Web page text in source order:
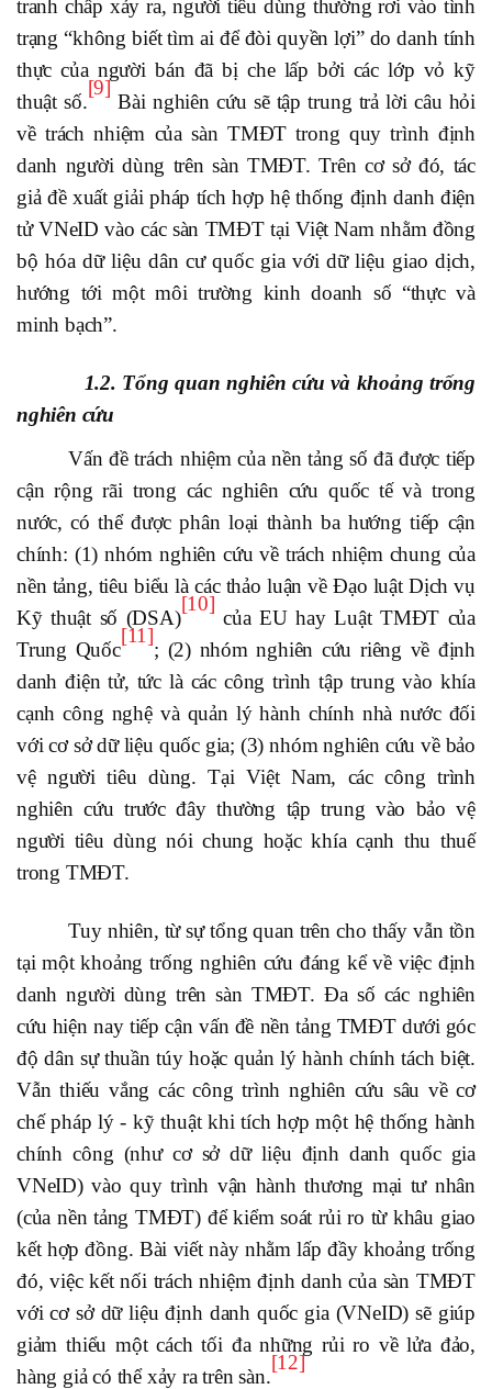
tranh chấp xảy ra, người tiêu dùng thường rơi vào tình
trạng “không biết tìm ai để đòi quyền lợi” do danh tính
thực của người bán đã bị che lấp bởi các lớp vỏ kỹ
thuật số.
[9]
Bài nghiên cứu sẽ tập trung trả lời câu hỏi
về trách nhiệm của sàn TMĐT trong quy trình định
danh người dùng trên sàn TMĐT. Trên cơ sở đó, tác
giả đề xuất giải pháp tích hợp hệ thống định danh điện
tử VNeID vào các sàn TMĐT tại Việt Nam nhằm đồng
bộ hóa dữ liệu dân cư quốc gia với dữ liệu giao dịch,
hướng tới một môi trường kinh doanh số “thực và
minh bạch”.
1.2. Tổng quan nghiên cứu và khoảng trống
nghiên cứu
Vấn đề trách nhiệm của nền tảng số đã được tiếp
cận rộng rãi trong các nghiên cứu quốc tế và trong
nước, có thể được phân loại thành ba hướng tiếp cận
chính: (1) nhóm nghiên cứu về trách nhiệm chung của
nền tảng, tiêu biểu là các thảo luận về Đạo luật Dịch vụ
Kỹ thuật số (DSA)
[10]
của EU hay Luật TMĐT của
Trung Quốc
[11]
; (2) nhóm nghiên cứu riêng về định
danh điện tử, tức là các công trình tập trung vào khía
cạnh công nghệ và quản lý hành chính nhà nước đối
với cơ sở dữ liệu quốc gia; (3) nhóm nghiên cứu về bảo
vệ người tiêu dùng. Tại Việt Nam, các công trình
nghiên cứu trước đây thường tập trung vào bảo vệ
người tiêu dùng nói chung hoặc khía cạnh thu thuế
trong TMĐT.
Tuy nhiên, từ sự tổng quan trên cho thấy vẫn tồn
tại một khoảng trống nghiên cứu đáng kể về việc định
danh người dùng trên sàn TMĐT. Đa số các nghiên
cứu hiện nay tiếp cận vấn đề nền tảng TMĐT dưới góc
độ dân sự thuần túy hoặc quản lý hành chính tách biệt.
Vẫn thiếu vắng các công trình nghiên cứu sâu về cơ
chế pháp lý - kỹ thuật khi tích hợp một hệ thống hành
chính công (như cơ sở dữ liệu định danh quốc gia
VNeID) vào quy trình vận hành thương mại tư nhân
(của nền tảng TMĐT) để kiểm soát rủi ro từ khâu giao
kết hợp đồng. Bài viết này nhằm lấp đầy khoảng trống
đó, việc kết nối trách nhiệm định danh của sàn TMĐT
với cơ sở dữ liệu định danh quốc gia (VNeID) sẽ giúp
giảm thiểu một cách tối đa những rủi ro về lửa đảo,
hàng giả có thể xảy ra trên sàn.
[12]